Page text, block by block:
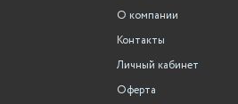
О компании
Контакты
Личный кабинет
Оферта